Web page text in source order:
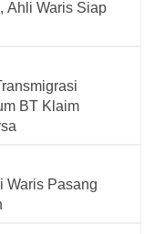
Ahli Waris Siap
BT Klaim
Waris Pasang